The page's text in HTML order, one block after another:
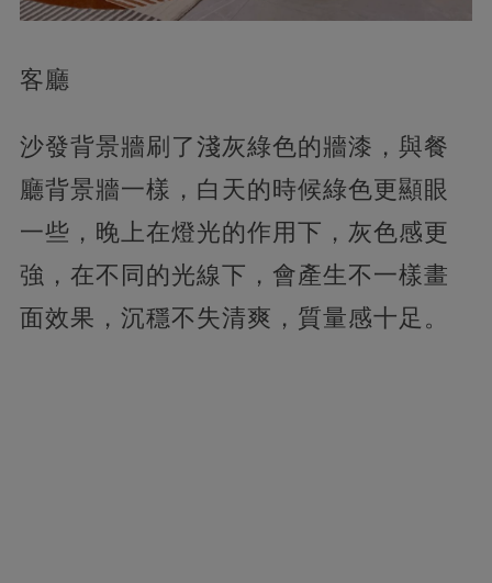
客廳
沙發背景牆刷了淺灰綠色的牆漆，與餐
廳背景牆一樣，白天的時候綠色更顯眼
一些，晚上在燈光的作用下，灰色感更
強，在不同的光線下，會產生不一樣畫
面效果，沉穩不失清爽，質量感十足。